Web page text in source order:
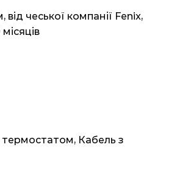
чеської компанії Fenix,
термостатом, Кабель з